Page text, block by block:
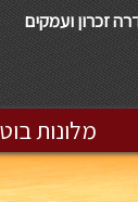
זכרון ועמקים
מלונות